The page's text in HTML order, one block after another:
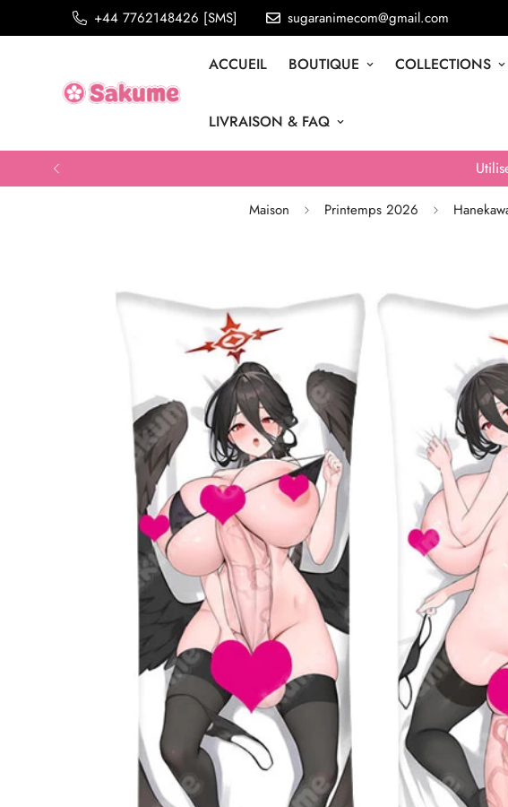
+44 7762148426 [SMS] sugaranimecom@gmail.com
ACCUEIL BOUTIQUE COLLECTIONS
LIVRAISON & FAQ
Maison Printemps 2026